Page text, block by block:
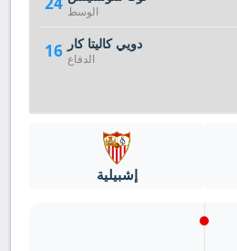
الوسط
16 دويي كاليتا كار
الدفاع
إشبيلية